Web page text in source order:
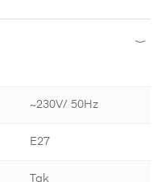
~230V/ 50Hz
E27
Tak